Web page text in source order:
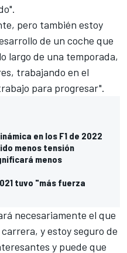
pero también estoy
de un coche que
largo de una temporada,
trabajando en el
para progresar".
en los F1 de 2022
menos tensión
menos
tuvo "más fuerza
necesariamente el que
y estoy seguro de
y puede que